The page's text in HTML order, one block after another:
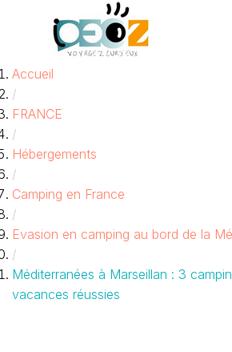
contenu
Accueil
/
FRANCE
/
Hébergements
/
Camping en France
/
Evasion en camping au bord de la
/
Méditerranées à Marseillan : 3
vacances réussies